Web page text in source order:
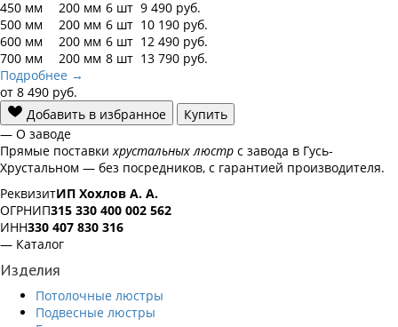
450 мм
200 мм 6 шт 9 490 руб.
500 мм
200 мм 6 шт 10 190 руб.
600 мм
200 мм 6 шт 12 490 руб.
700 мм
200 мм 8 шт 13 790 руб.
Подробнее →
от 8 490 руб.
Добавить в избранное
Купить
— О заводе
Прямые поставки хрустальных люстр с завода в Гусь-
Хрустальном — без посредников, с гарантией производителя.
РеквизитИП Хохлов А. А.
ОГРНИП315 330 400 002 562
ИНН330 407 830 316
— Каталог
Изделия
Потолочные люстры
Подвесные люстры